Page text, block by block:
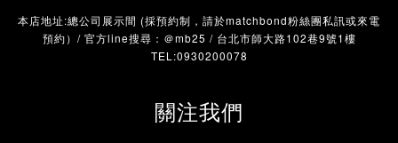
本店地址:總公司展示間 (採預約制，請於matchbond粉絲團私訊或來電
預約）/ 官方line搜尋：＠mb25 / 台北市師大路102巷9號1樓
TEL:0930200078
關注我們